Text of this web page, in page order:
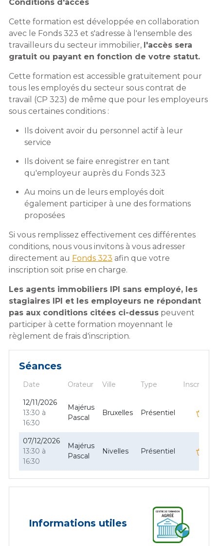
Conditions d'accès
Cette formation est développée en collaboration
avec le Fonds 323 et s'adresse à l'ensemble des
travailleurs du secteur immobilier, l'accès sera
gratuit ou payant en fonction de votre statut.
Cette formation est accessible gratuitement pour
tous les employés du secteur sous contrat de
travail (CP 323) de même que pour les employeurs
sous certaines conditions :
Ils doivent avoir du personnel actif à leur
service
Ils doivent se faire enregistrer en tant
qu'employeur auprès du Fonds 323
Au moins un de leurs employés doit
également participer à une des formations
proposées
Si vous remplissez effectivement ces différentes
conditions, nous vous invitons à vous adresser
directement au Fonds 323 afin que votre
inscription soit prise en charge.
Les agents immobiliers IPI sans employé, les
stagiaires IPI et les employeurs ne répondant
pas aux conditions citées ci-dessus peuvent
participer à cette formation moyennant le
règlement de frais d'inscription.
Séances
Date Orateur Ville Type Inscription
12/11/2026
13:30 à
16:30
Majérus
Pascal
Bruxelles Présentiel
07/12/2026
13:30 à
16:30
Majérus
Pascal
Nivelles Présentiel
Informations utiles